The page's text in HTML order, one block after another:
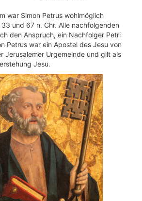
war Simon Petrus wohlmöglich
und 67 n. Chr. Alle nachfolgenden
den Anspruch, ein Nachfolger Petri
Petrus war ein Apostel des Jesu von
Jerusalemer Urgemeinde und gilt als
Jesu.